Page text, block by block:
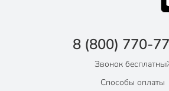
8 (800) 770-
Звонок
Способы оплаты